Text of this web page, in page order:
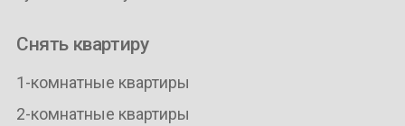
Снять квартиру
1-комнатные квартиры
2-комнатные квартиры